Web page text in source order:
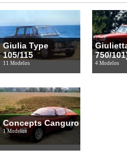
Giulia Type
105/115
11 Modelos
750/
4 Modelos
Concepts Canguro
1 Modelos